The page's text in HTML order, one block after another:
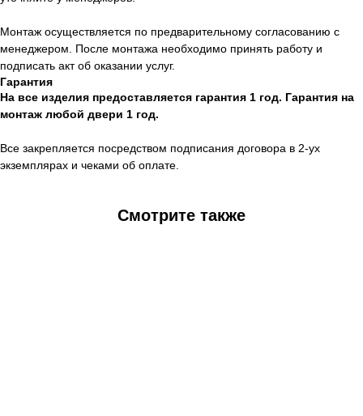
Монтаж осуществляется по предварительному согласованию с
менеджером. После монтажа необходимо принять работу и
подписать акт об оказании услуг.
Гарантия
На все изделия предоставляется гарантия 1 год. Гарантия на
монтаж любой двери 1 год.
Все закрепляется посредством подписания договора в 2-ух
экземплярах и чеками об оплате.
Смотрите также